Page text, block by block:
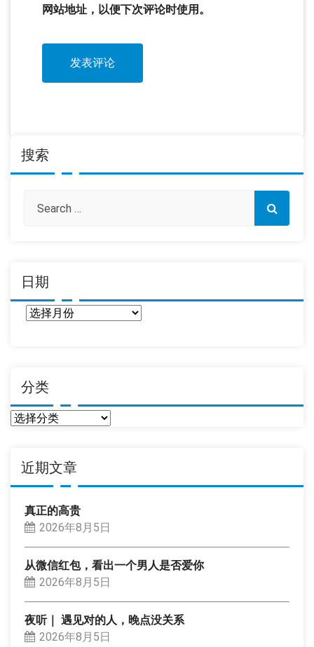
网站地址，以便下次评论时使用。
搜索
日期
分类
分
近期文章
真正的高贵
2026年8月5日
从微信红包，看出一个男人是否爱你
2026年8月5日
夜听｜ 遇见对的人，晚点没关系
2026年8月5日